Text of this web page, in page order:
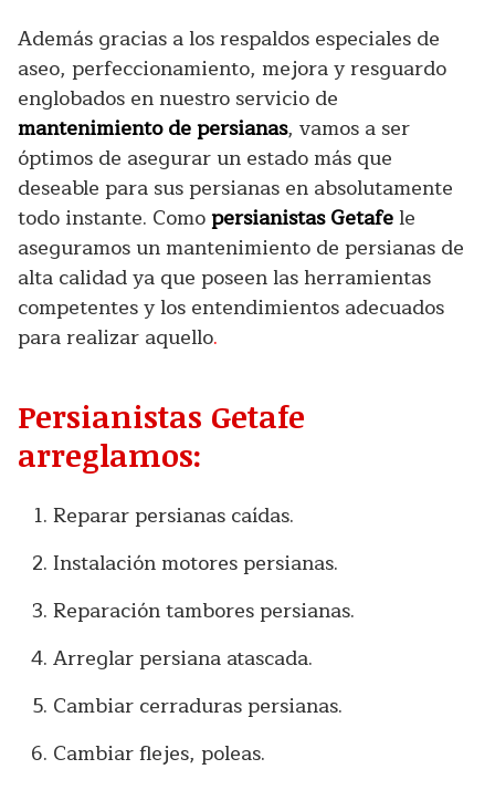
Además gracias a los respaldos especiales de
aseo, perfeccionamiento, mejora y resguardo
englobados en nuestro servicio de
mantenimiento de persianas, vamos a ser
óptimos de asegurar un estado más que
deseable para sus persianas en absolutamente
todo instante. Comopersianistas Getafele
aseguramos un mantenimiento de persianas de
alta calidad ya que poseen las herramientas
competentes y los entendimientos adecuados
para realizar aquello.
Persianistas Getafe
arreglamos:
Reparar persianas caídas.
Instalación motores persianas.
Reparación tambores persianas.
Arreglar persiana atascada.
Cambiar cerraduras persianas.
Cambiar flejes, poleas.